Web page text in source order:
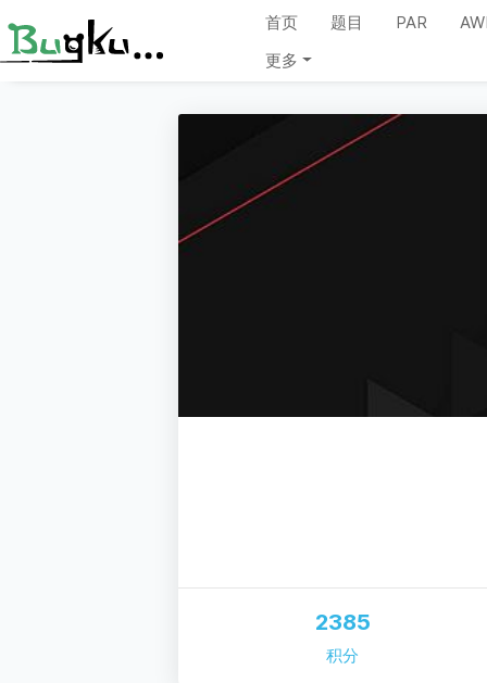
首页 题目 PAR
更多
2385
积分